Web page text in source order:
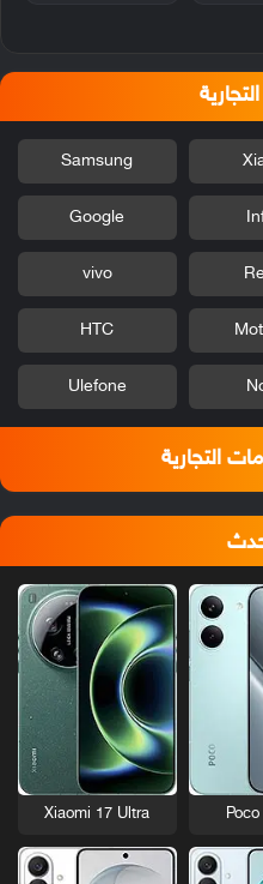
Samsung
Google
vivo
HTC
Ulefone
التجارية
Xiaomi 17 Ultra